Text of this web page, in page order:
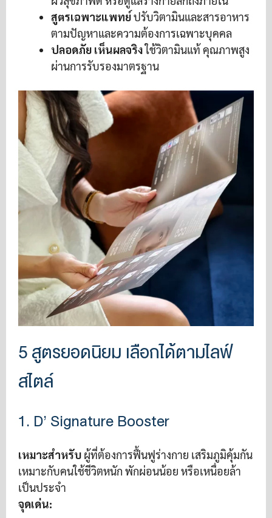
สูตรเฉพาะแพทย์ปรับวิตามินและสารอาหาร
ตามปัญหาและความต้องการเฉพาะบุคคล
ปลอดภัย เห็นผลจริงใช้วิตามินแท้ คุณภาพสูง
ผ่านการรับรองมาตรฐาน
5 สูตรยอดนิยม เลือกได้ตามไลฟ์
สไตล์
1. D’ Signature Booster
เหมาะสำหรับ ผู้ที่ต้องการฟื้นฟูร่างกาย เสริมภูมิคุ้มกัน
เหมาะกับคนใช้ชีวิตหนัก พักผ่อนน้อย หรือเหนื่อยล้า
เป็นประจำ
จุดเด่น: